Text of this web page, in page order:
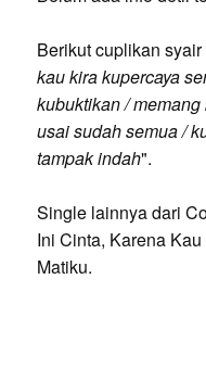
Berikut cuplikan
kau kira kupercaya
kubuktikan /
usai sudah semua /
tampak indah".
Single lainnya dari
Ini Cinta, Karena
Matiku.